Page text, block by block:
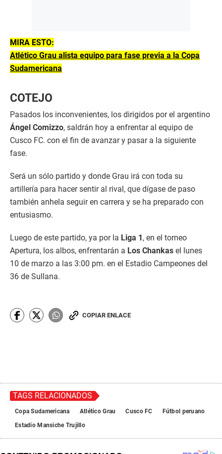
MIRA ESTO:
Atlético Grau alista equipo para fase previa a la Copa
Sudamericana
COTEJO
Pasados los inconvenientes, los dirigidos por el argentino
Ángel Comizzo, saldrán hoy a enfrentar al equipo de
Cusco FC. con el fin de avanzar y pasar a la siguiente
fase.
Será un sólo partido y donde Grau irá con toda su
artillería para hacer sentir al rival, que dígase de paso
también anhela seguir en carrera y se ha preparado con
entusiasmo.
Luego de este partido, ya por la Liga 1, en el torneo
Apertura, los albos, enfrentarán a Los Chankas el lunes
10 de marzo a las 3:00 pm. en el Estadio Campeones del
36 de Sullana.
COPIAR ENLACE
TAGS RELACIONADOS
Copa Sudamericana Atlético Grau Cusco FC
Fútbol peruano
Estadio Mansiche Trujillo